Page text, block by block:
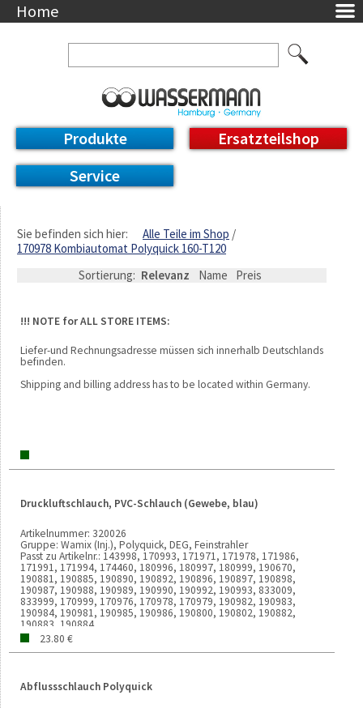
Home
Ansprechpartner
Datenschutzerklärung
Messetermine
Downloads
Feinwerk
DE / EN
Deutsch
English
Produkte
Ersatzteilshop
Service
Sie befinden sich hier:
Alle Teile im Shop
170978 Kombiautomat Polyquick 160-T120
Sortierung: Relevanz Name Preis
!!! NOTE for ALL STORE ITEMS:
Liefer-und Rechnungsadresse müssen sich innerhalb Deutschlands
befinden.
Shipping and billing address has to be located within Germany.
Druckluftschlauch, PVC-Schlauch (Gewebe, blau)
Artikelnummer: 320026
Gruppe: Wamix (Inj.), Polyquick, DEG, Feinstrahler
Passt zu Artikelnr.: 143998, 170993, 171971, 171978, 171986,
171991, 171994, 174460, 180996, 180997, 180999, 190670,
190881, 190885, 190890, 190892, 190896, 190897, 190898,
190987, 190988, 190989, 190990, 190992, 190993, 833009,
833999, 170999, 170976, 170978, 170979, 190982, 190983,
190984, 190981, 190985, 190986, 190800, 190802, 190882,
190883, 190884
Verkaufseinheit:
Gewicht:31g
23.80 €
Abflussschlauch Polyquick